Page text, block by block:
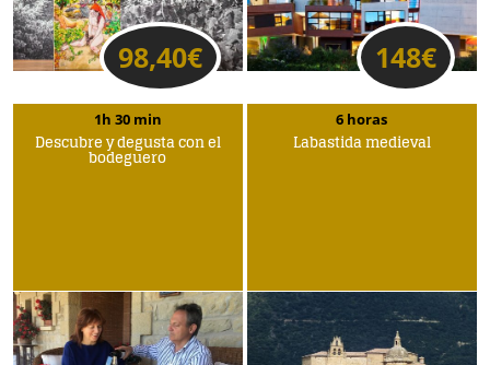
98,40€ 148€
1h 30 min
Descubre y degusta con el
bodeguero
6 horas
Labastida medieval